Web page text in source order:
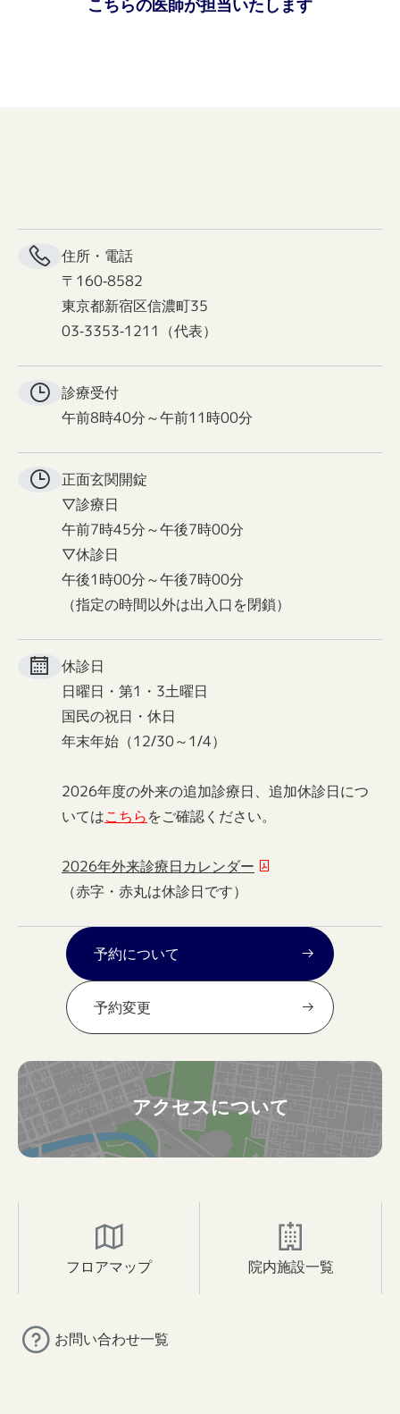
こちらの医師が担当いたします
住所・電話
〒160-8582
東京都新宿区信濃町35
03-3353-1211（代表）
診療受付
午前8時40分～午前11時00分
正面玄関開錠
▽診療日
午前7時45分～午後7時00分
▽休診日
午後1時00分～午後7時00分
（指定の時間以外は出入口を閉鎖）
休診日
日曜日・第1・3土曜日
国民の祝日・休日
年末年始（12/30～1/4）
2026年度の外来の追加診療日、追加休診日につ
いてはこちらをご確認ください。
2026年外来診療日カレンダー
（赤字・赤丸は休診日です）
予約について
予約変更
アクセスについて
フロアマップ 院内施設一覧
お問い合わせ一覧